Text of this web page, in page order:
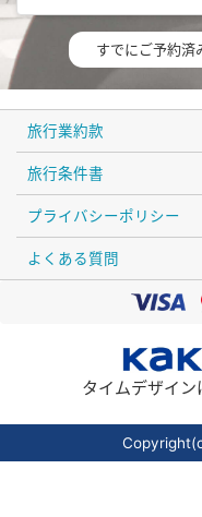
すでにご予約済
旅行業約款
旅行条件書
プライバシーポリシー
よくある質問
タイムデザイン